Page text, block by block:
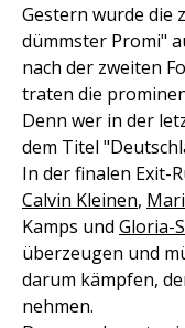
Gestern wurde die
dümmster Promi"
nach der zweiten
traten die
Denn wer in der
dem Titel
In der finalen Exit-
Calvin Kleinen,
Kamps und Gloria-
überzeugen und
darum kämpfen,
nehmen.